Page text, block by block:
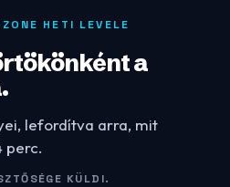
HETI LEVELE
a
lefordítva arra, mit
perc.
KÜLDI.